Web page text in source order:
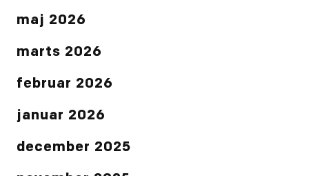
maj 2026
marts 2026
februar 2026
januar 2026
december 2025